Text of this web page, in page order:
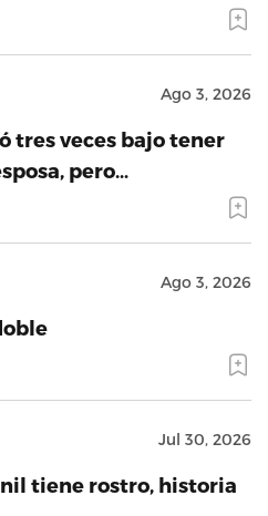
Ago 3, 2026
tres veces bajo tener
pero…
Ago 3, 2026
Jul 30, 2026
tiene rostro, historia